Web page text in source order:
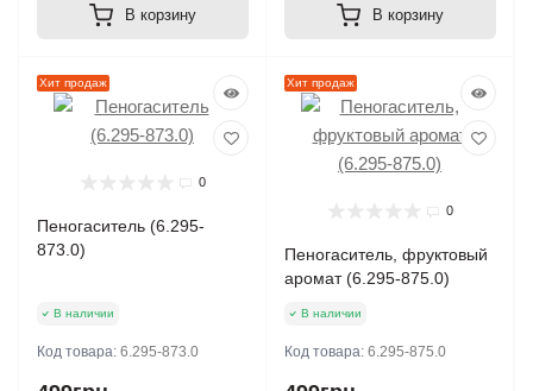
В корзину В корзину
Хит продаж
0
Пеногаситель (6.295-
873.0)
В наличии
Код товара: 6.295-873.0
Хит продаж
0
Пеногаситель, фруктовый
аромат (6.295-875.0)
В наличии
Код товара: 6.295-875.0